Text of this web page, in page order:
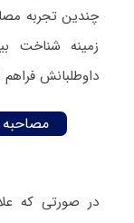
چندین تجربه
زمینه شناخت
داوطلبانش
مصاحبه
در صورتی که